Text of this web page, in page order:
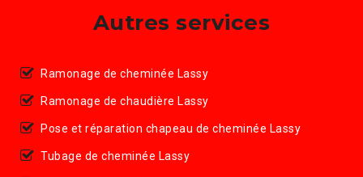
Autres services
Ramonage de cheminée Lassy
Ramonage de chaudière Lassy
Pose et réparation chapeau de cheminée Lassy
Tubage de cheminée Lassy